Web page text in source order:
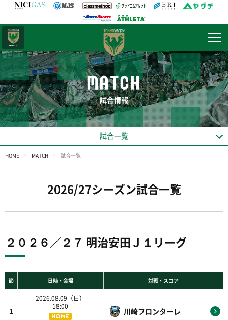
MATCH
試合情報
試合一覧
HOME MATCH 試合一覧
2026/27シーズン試合一覧
２０２６／２７ 明治安田Ｊ１リーグ
節 日時・会場 対戦・スコア
1
2026.08.09（日）
18:00
HOME 川崎フロンターレ